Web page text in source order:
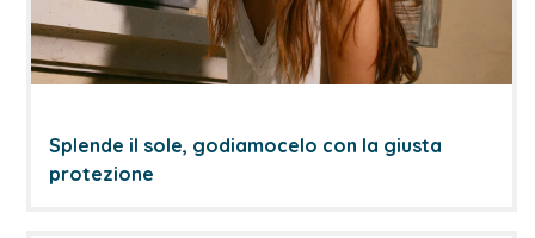
Splende il sole, godiamocelo con la giusta
protezione